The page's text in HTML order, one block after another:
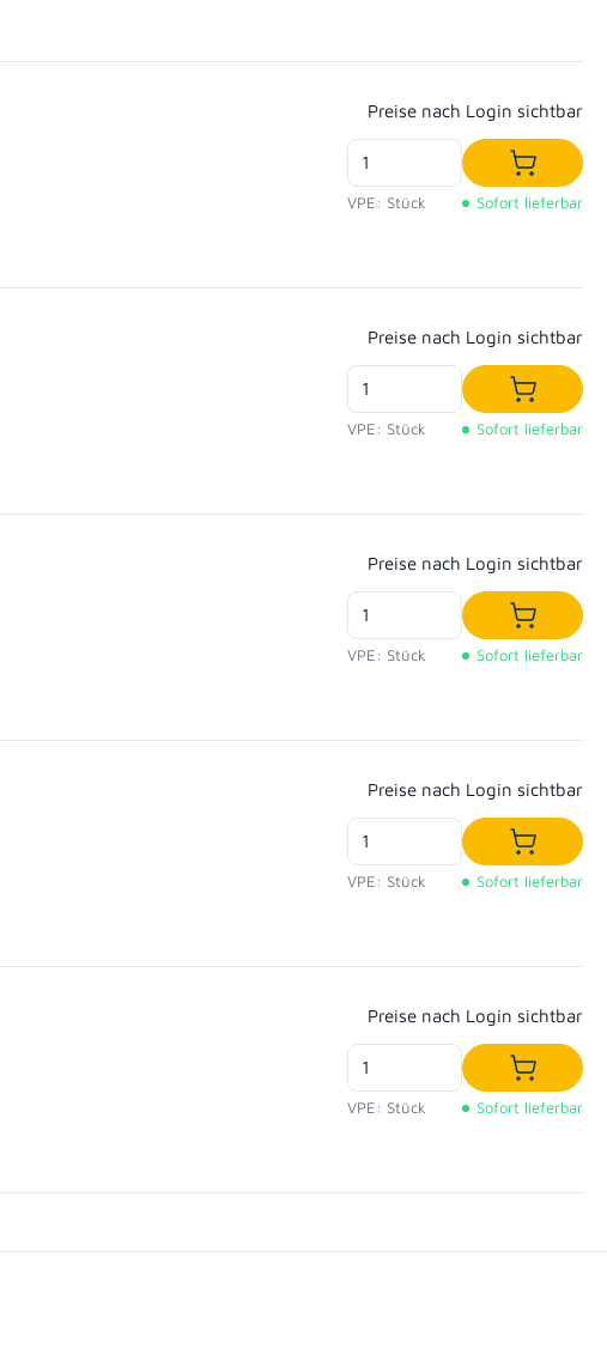
Regulärer Preis:
Preise nach Login sichtbar
VPE: Stück
In den
Sofort lieferbar
Regulärer Preis:
Preise nach Login sichtbar
VPE: Stück
In den
Sofort lieferbar
Regulärer Preis:
Preise nach Login sichtbar
VPE: Stück
In den
Sofort lieferbar
Regulärer Preis:
Preise nach Login sichtbar
VPE: Stück
In den
Sofort lieferbar
Regulärer Preis:
Preise nach Login sichtbar
VPE: Stück
In den
Sofort lieferbar